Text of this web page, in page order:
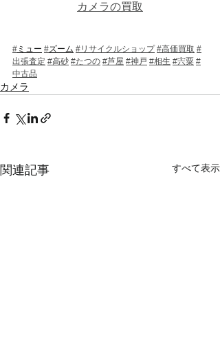
カメラの買取
# ミュー #ズーム #リサイクルショップ #高価買取 #
出張査定 #高砂 #たつの #芦屋 #神戸 #相生 #宍粟 #
中古品
カメラ
関連記事 すべて表示